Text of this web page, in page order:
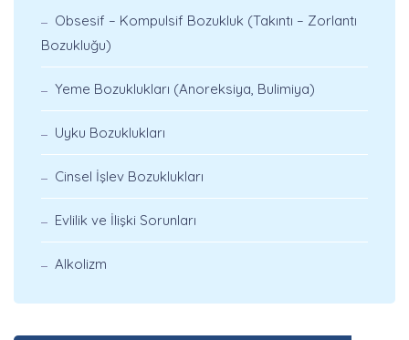
Obsesif – Kompulsif Bozukluk (Takıntı – Zorlantı
Bozukluğu)
Yeme Bozuklukları (Anoreksiya, Bulimiya)
Uyku Bozuklukları
Cinsel İşlev Bozuklukları
Evlilik ve İlişki Sorunları
Alkolizm